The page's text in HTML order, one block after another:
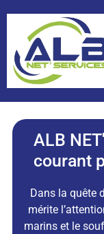
ALB
courant
Dans la quête
mérite
marins et le